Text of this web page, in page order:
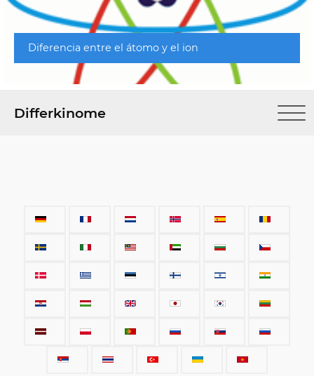
Diferencia entre el átomo y el ion
Differkinome